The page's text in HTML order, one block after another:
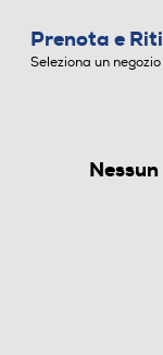
AURICOLARI
Prenota e
Seleziona un